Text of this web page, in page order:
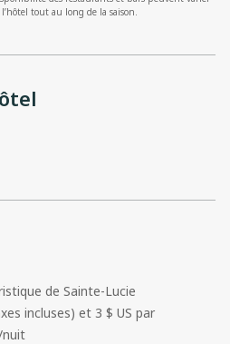
tout au long de la saison.
de Sainte-Lucie
incluses) et 3 $ US par
nuit